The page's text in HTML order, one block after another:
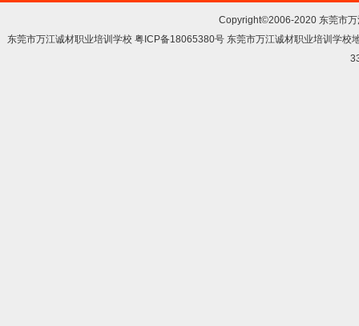
Copyright©2006-2020 东莞市
东莞市万江诚材职业培训学校 粤ICP备18065380号 东莞市万江诚材职业培训学